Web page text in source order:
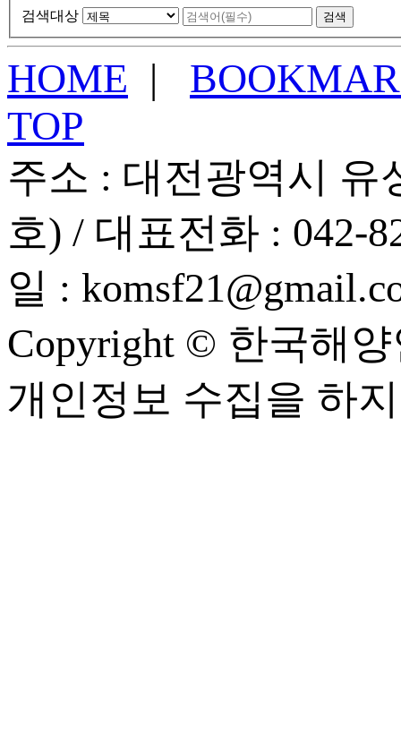
검색대상
HOME |
TOP
주소 : 대전광역시 유
호) / 대표전화 : 042-
일 :
Copyright © 한국해양
개인정보 수집을 하